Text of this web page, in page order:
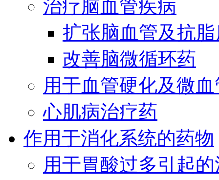
治疗脑血管疾病
扩张脑血管及抗
改善脑微循环药
用于血管硬化及微
心肌病治疗药
作用于消化系统的药物
用于胃酸过多引起